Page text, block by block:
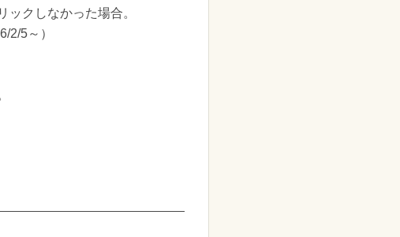
ックしなかった場合。
2/5～）